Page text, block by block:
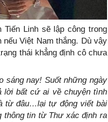
Linh sẽ lập công trong
Việt Nam thắng. Dù vậy
thái khẳng định cô chưa
sáng nay! Suốt những ngày
lời bất cứ ai về chuyện tình
từ đâu…lại tự động viết bài
thông tin từ Thư xác định ra